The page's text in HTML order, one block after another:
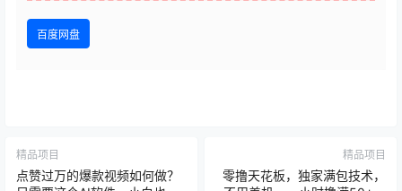
百度网盘
精品项目
点赞过万的爆款视频如何做？
精品项目
零撸天花板，独家满包技术，